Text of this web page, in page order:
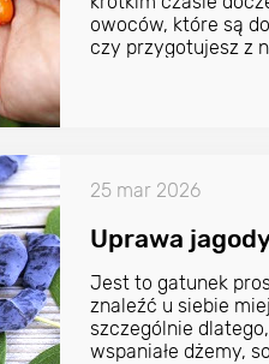
owoców, które są
czy przygotujesz z
25 mar 2026
Uprawa
Jest to gatunek
znaleźć u siebie
szczególnie
wspaniałe dżemy,